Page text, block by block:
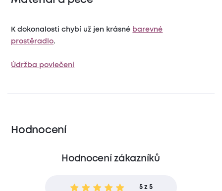
K dokonalosti chybí už jen krásné barevné
prostěradlo.
Údržba povlečení
Hodnocení
Hodnocení zákazníků
5 z 5